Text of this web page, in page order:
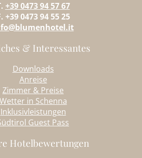
+39 0473 94 57 67
+39 0473 94 55 25
& Interessantes
Downloads
Anreise
Zimmer & Preise
Wetter in Schenna
Inklusivleistungen
Guest Pass
Hotelbewertungen